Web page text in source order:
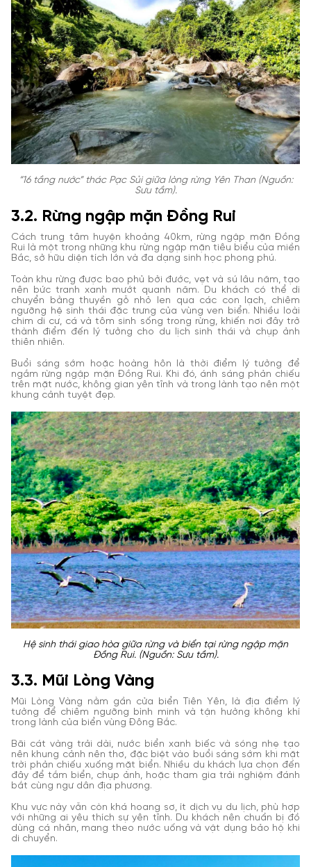
“16 tầng nước” thác Pạc Sủi giữa lòng rừng Yên Than (Nguồn:
Sưu tầm).
3.2. Rừng ngập mặn Đồng Rui
Cách trung tâm huyện khoảng 40km, rừng ngập mặn Đồng
Rui là một trong những khu rừng ngập mặn tiêu biểu của miền
Bắc, sở hữu diện tích lớn và đa dạng sinh học phong phú.
Toàn khu rừng được bao phủ bởi đước, vẹt và sú lâu năm, tạo
nên bức tranh xanh mướt quanh năm. Du khách có thể di
chuyển bằng thuyền gỗ nhỏ len qua các con lạch, chiêm
ngưỡng hệ sinh thái đặc trưng của vùng ven biển. Nhiều loài
chim di cư, cá và tôm sinh sống trong rừng, khiến nơi đây trở
thành điểm đến lý tưởng cho du lịch sinh thái và chụp ảnh
thiên nhiên.
Buổi sáng sớm hoặc hoàng hôn là thời điểm lý tưởng để
ngắm rừng ngập mặn Đồng Rui. Khi đó, ánh sáng phản chiếu
trên mặt nước, không gian yên tĩnh và trong lành tạo nên một
khung cảnh tuyệt đẹp.
Hệ sinh thái giao hòa giữa rừng và biển tại rừng ngập mặn
Đồng Rui. (Nguồn: Sưu tầm).
3.3. Mũi Lòng Vàng
Mũi Lòng Vàng nằm gần cửa biển Tiên Yên, là địa điểm lý
tưởng để chiêm ngưỡng bình minh và tận hưởng không khí
trong lành của biển vùng Đông Bắc.
Bãi cát vàng trải dài, nước biển xanh biếc và sóng nhẹ tạo
nên khung cảnh nên thơ, đặc biệt vào buổi sáng sớm khi mặt
trời phản chiếu xuống mặt biển. Nhiều du khách lựa chọn đến
đây để tắm biển, chụp ảnh, hoặc tham gia trải nghiệm đánh
bắt cùng ngư dân địa phương.
Khu vực này vẫn còn khá hoang sơ, ít dịch vụ du lịch, phù hợp
với những ai yêu thích sự yên tĩnh. Du khách nên chuẩn bị đồ
dùng cá nhân, mang theo nước uống và vật dụng bảo hộ khi
di chuyển.